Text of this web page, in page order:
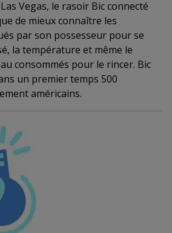
Vegas, le rasoir Bic connecté
de mieux connaître les
par son possesseur pour se
la température et même le
consommés pour le rincer. Bic
un premier temps 500
américains.